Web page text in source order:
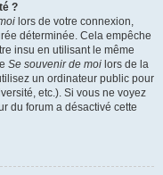
?
lors de votre connexion,
déterminée. Cela empêche
insu en utilisant le même
Se souvenir de moi lors de la
un ordinateur public pour
etc.). Si vous ne voyez
du forum a désactivé cette